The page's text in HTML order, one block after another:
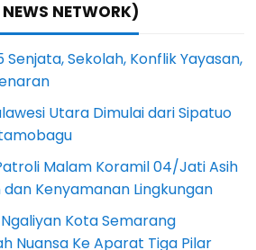
NETWORK)
Senjata, Sekolah, Konflik Yayasan,
Utara Dimulai dari Sipatuo
Malam Koramil 04/Jati Asih
Kenyamanan Lingkungan
Kota Semarang
Nuansa Ke Aparat Tiga Pilar